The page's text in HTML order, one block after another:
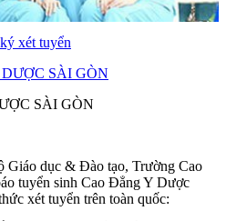
SÀI GÒN
Giáo dục & Đào tạo, Trường Cao
tuyển sinh Cao Đẳng Y Dược
xét tuyển trên toàn quốc: